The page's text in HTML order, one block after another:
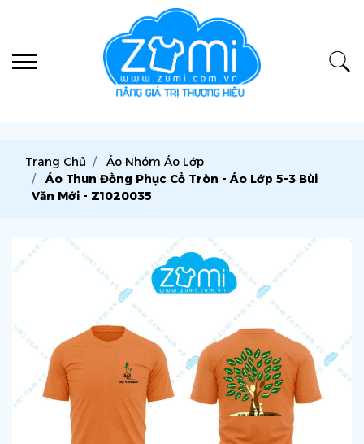
Trang Chủ
Áo Nhóm Áo Lớp
Áo Thun Đồng Phục Cổ Tròn - Áo Lớp 5-3 Bùi
Văn Mới - Z1020035